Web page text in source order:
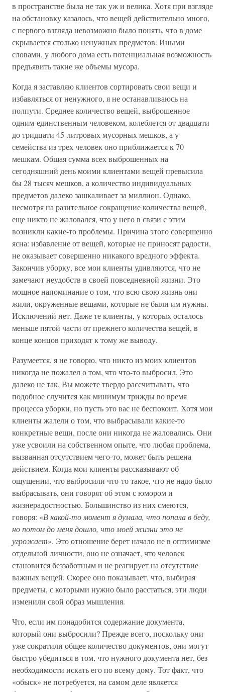
в пространстве была не так уж и велика. Хотя при взгляде
на обстановку казалось, что вещей действительно много,
с первого взгляда невозможно было понять, что в доме
скрывается столько ненужных предметов. Иными
словами, у любого дома есть потенциальная возможность
предъявить такие же объемы мусора.
Когда я заставляю клиентов сортировать свои вещи и
избавляться от ненужного, я не останавливаюсь на
полпути. Среднее количество вещей, выброшенное
одним-единственным человеком, колеблется от двадцати
до тридцати 45-литровых мусорных мешков, а у
семейства из трех человек оно приближается к 70
мешкам. Общая сумма всех выброшенных на
сегодняшний день моими клиентами вещей превысила
бы 28 тысяч мешков, а количество индивидуальных
предметов далеко зашкаливает за миллион. Однако,
несмотря на разительное сокращение количества вещей,
еще никто не жаловался, что у него в связи с этим
возникли какие-то проблемы. Причина этого совершенно
ясна: избавление от вещей, которые не приносят радости,
не оказывает совершенно никакого вредного эффекта.
Закончив уборку, все мои клиенты удивляются, что не
замечают неудобств в своей повседневной жизни. Это
мощное напоминание о том, что всю свою жизнь они
жили, окруженные вещами, которые не были им нужны.
Исключений нет. Даже те клиенты, у которых осталось
меньше пятой части от прежнего количества вещей, в
конце концов приходят к тому же выводу.
Разумеется, я не говорю, что никто из моих клиентов
никогда не пожалел о том, что что-то выбросил. Это
далеко не так. Вы можете твердо рассчитывать, что
подобное случится как минимум трижды во время
процесса уборки, но пусть это вас не беспокоит. Хотя мои
клиенты жалели о том, что выбрасывали какие-то
конкретные вещи, после они никогда не жаловались. Они
уже усвоили на собственном опыте, что любая проблема,
вызванная отсутствием чего-то, может быть решена
действием. Когда мои клиенты рассказывают об
ощущении, что выбросили что-то такое, что не надо было
выбрасывать, они говорят об этом с юмором и
жизнерадостностью. Большинство из них смеются,
говоря: «В какой-то момент я думала, что попала в беду,
но потом до меня дошло, что моей жизни это не
угрожает». Это отношение берет начало не в оптимизме
отдельной личности, оно не означает, что человек
становится беззаботным и не реагирует на отсутствие
важных вещей. Скорее оно показывает, что, выбирая
предметы, с которыми нужно было расстаться, эти люди
изменили свой образ мышления.
Что, если им понадобится содержание документа,
который они выбросили? Прежде всего, поскольку они
уже сократили общее количество документов, они могут
быстро убедиться в том, что нужного документа нет, без
необходимости искать его по всему дому. Тот факт, что
«обыск» не потребуется, на самом деле является